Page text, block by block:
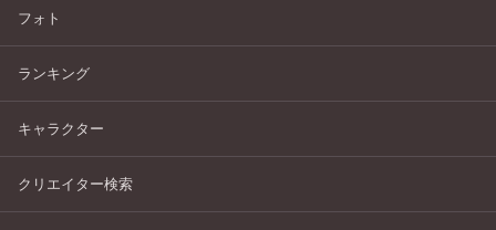
フォト
ランキング
キャラクター
クリエイター検索